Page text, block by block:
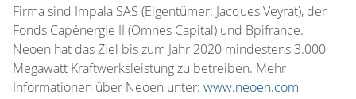
Firma sind Impala SAS (Eigentümer: Jacques Veyrat), der
Fonds Capénergie II (Omnes Capital) und Bpifrance.
Neoen hat das Ziel bis zum Jahr 2020 mindestens 3.000
Megawatt Kraftwerksleistung zu betreiben. Mehr
Informationen über Neoen unter: www.neoen.com